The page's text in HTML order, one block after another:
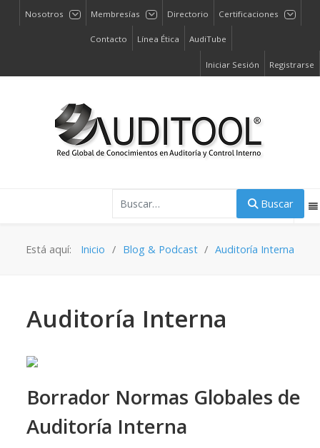
Nosotros Membresías Directorio Certificaciones
Contacto Línea Ética AudiTube
Iniciar Sesión Registrarse
Buscar
Está aquí: Inicio Blog & Podcast Auditoría Interna
Auditoría Interna
Borrador Normas Globales de
Auditoría Interna